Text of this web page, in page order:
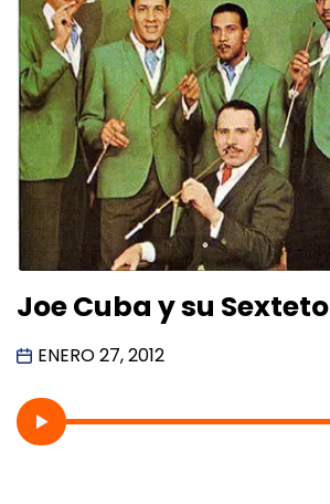
Joe Cuba y su Sexteto
ENERO 27, 2012